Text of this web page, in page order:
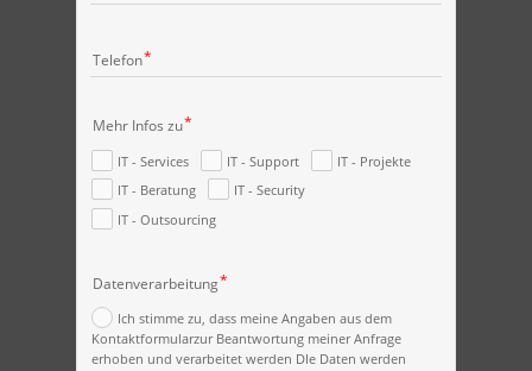
Telefon
Mehr Infos zu
IT - Services IT - Support
IT - Projekte
IT - Beratung
IT - Security
IT - Outsourcing
Datenverarbeitung
Ich stimme zu, dass meine Angaben aus dem
Kontaktformularzur Beantwortung meiner Anfrage
erhoben und verarbeitet werden DIe Daten werden